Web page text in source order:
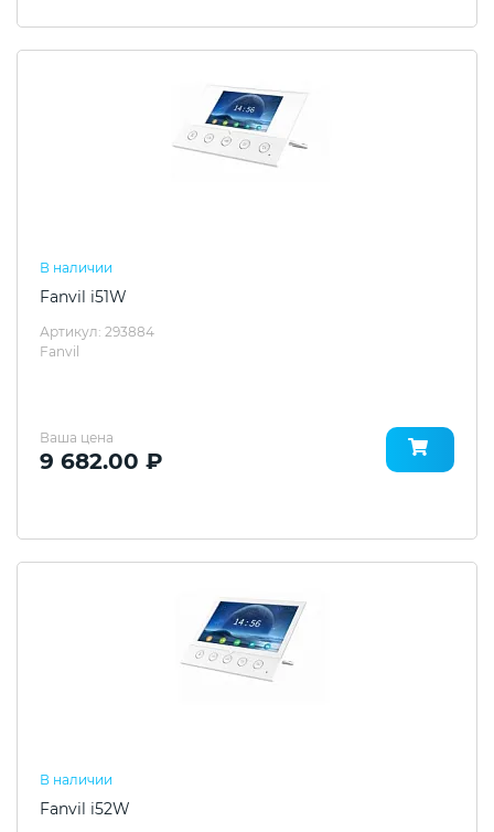
В наличии
Fanvil i51W
Артикул: 293884
Fanvil
Ваша цена
9 682.00 ₽
В наличии
Fanvil i52W